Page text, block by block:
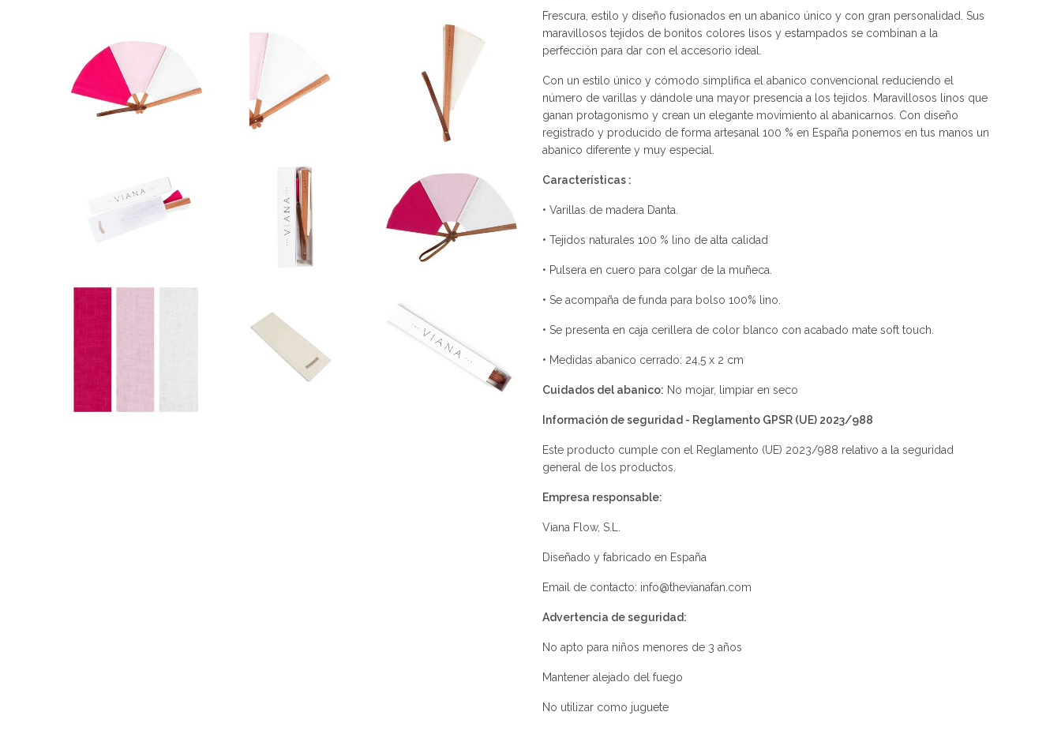
Frescura, estilo y diseño fusionados en un abanico único y con gran personalidad. Sus
maravillosos tejidos de bonitos colores lisos y estampados se combinan a la
perfección para dar con el accesorio ideal.
Con un estilo único y cómodo simplifica el abanico convencional reduciendo el
número de varillas y dándole una mayor presencia a los tejidos. Maravillosos linos que
ganan protagonismo y crean un elegante movimiento al abanicarnos. Con diseño
registrado y producido de forma artesanal 100 % en España ponemos en tus manos un
abanico diferente y muy especial.
Características :
• Varillas de madera Danta.
• Tejidos naturales 100 % lino de alta calidad
• Pulsera en cuero para colgar de la muñeca.
• Se acompaña de funda para bolso 100% lino.
• Se presenta en caja cerillera de color blanco con acabado mate soft touch.
• Medidas abanico cerrado: 24,5 x 2 cm
Cuidados del abanico: No mojar, limpiar en seco
Información de seguridad - Reglamento GPSR (UE) 2023/988
Este producto cumple con el Reglamento (UE) 2023/988 relativo a la seguridad
general de los productos.
Empresa responsable:
Viana Flow, S.L.
Diseñado y fabricado en España
Email de contacto: info@thevianafan.com
Advertencia de seguridad:
No apto para niños menores de 3 años
Mantener alejado del fuego
No utilizar como juguete